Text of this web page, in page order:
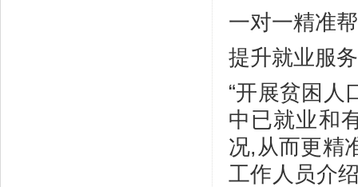
一对一精准
提升就业服
“开展贫困人
中已就业和
况,从而更精
工作人员介